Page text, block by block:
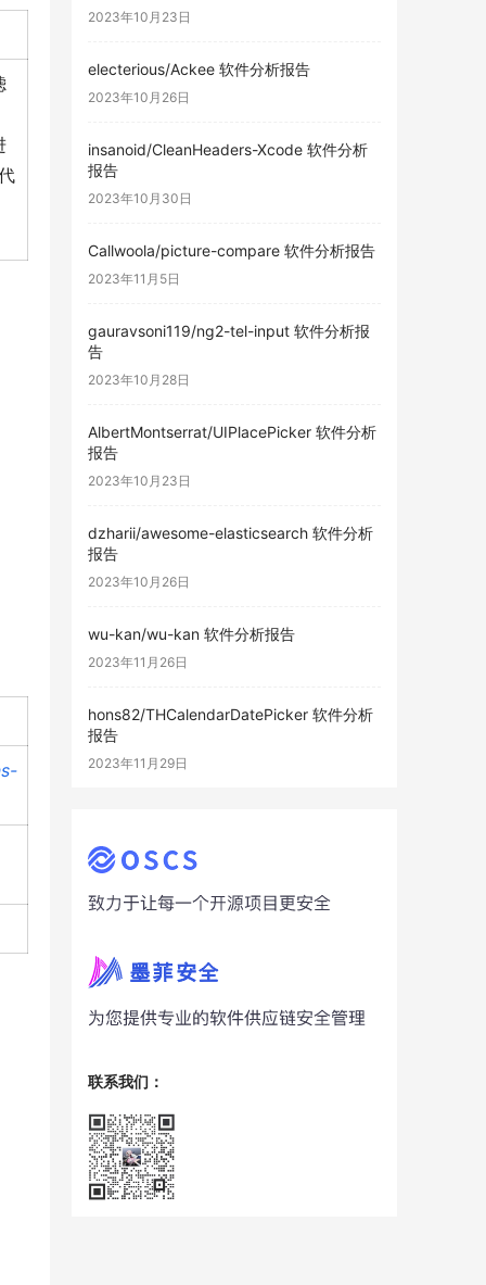
2023年10月23日
electerious/Ackee 软件分析报告
2023年10月26日
insanoid/CleanHeaders-Xcode 软件分析
报告
2023年10月30日
Callwoola/picture-compare 软件分析报告
2023年11月5日
gauravsoni119/ng2-tel-input 软件分析报
告
2023年10月28日
AlbertMontserrat/UIPlacePicker 软件分析
报告
2023年10月23日
dzharii/awesome-elasticsearch 软件分析
报告
2023年10月26日
wu-kan/wu-kan 软件分析报告
2023年11月26日
hons82/THCalendarDatePicker 软件分析
报告
2023年11月29日
联系我们：